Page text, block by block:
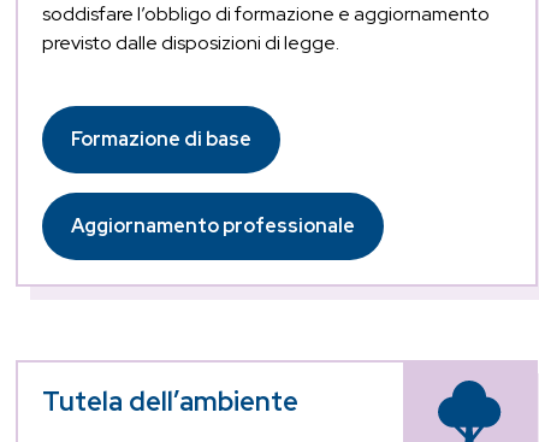
soddisfare l’obbligo di formazione e aggiornamento
previsto dalle disposizioni di legge.
Formazione di base
Aggiornamento professionale
Tutela dell’ambiente